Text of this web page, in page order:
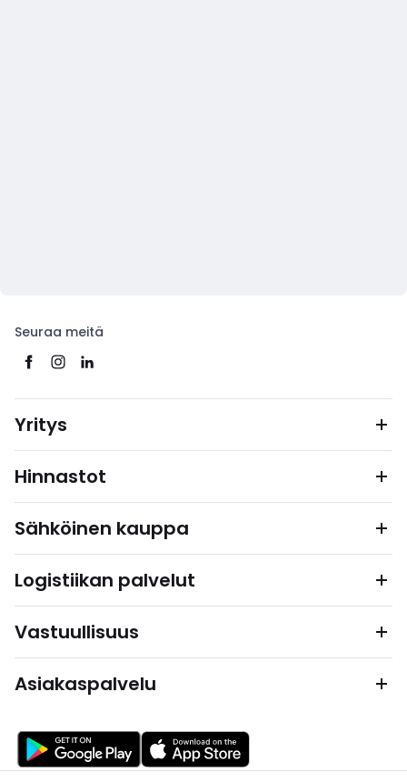
Seuraa meitä
Yritys
Hinnastot
Sähköinen kauppa
Logistiikan palvelut
Vastuullisuus
Asiakaspalvelu